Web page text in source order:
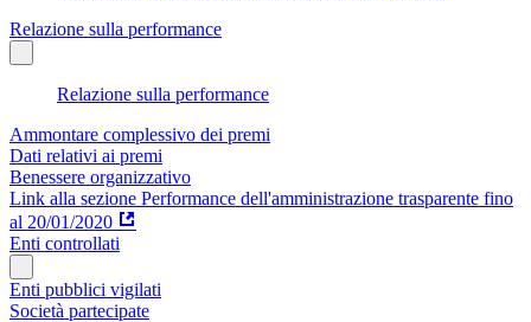
Relazione sulla performance
Relazione sulla performance
Ammontare complessivo dei premi
Dati relativi ai premi
Benessere organizzativo
Link alla sezione Performance dell'amministrazione trasparente fino
al 20/01/2020
Enti controllati
Enti pubblici vigilati
Società partecipate